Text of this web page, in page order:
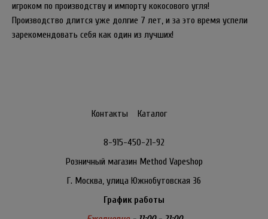
игроком по производству и импорту кокосового угля!
Производство длится уже долгие 7 лет, и за это время успели
зарекомендовать себя как один из лучших!
Контакты Каталог
8-915-450-21-92
Розничный магазин Method Vapeshop
Г. Москва, улица Южнобутовская 36
График работы